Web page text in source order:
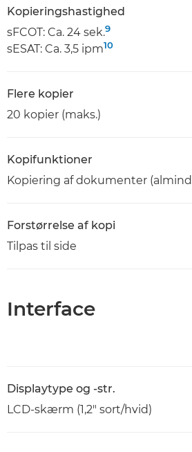
Kopieringshastighed
sFCOT: Ca. 24 sek.9
sESAT: Ca. 3,5 ipm10
Flere kopier
20 kopier (maks.)
Kopifunktioner
Kopiering af dokumenter
Forstørrelse af kopi
Tilpas til side
Interface
Displaytype og -str.
LCD-skærm (1,2" sort/hvid)